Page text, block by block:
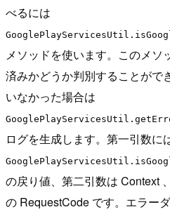
べるには
メソッドを使います。このメソ
済みかどうか判別することがで
いなかった場合は
ログを生成します。第一引数に
の戻り値、第二引数は Context
の RequestCode です。エラー